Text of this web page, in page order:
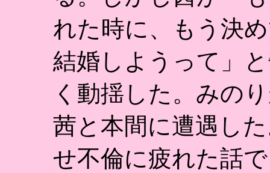
れた時に、もう決
結婚しようって」
く動揺した。みの
茜と本間に遭遇し
せ不倫に疲れた話